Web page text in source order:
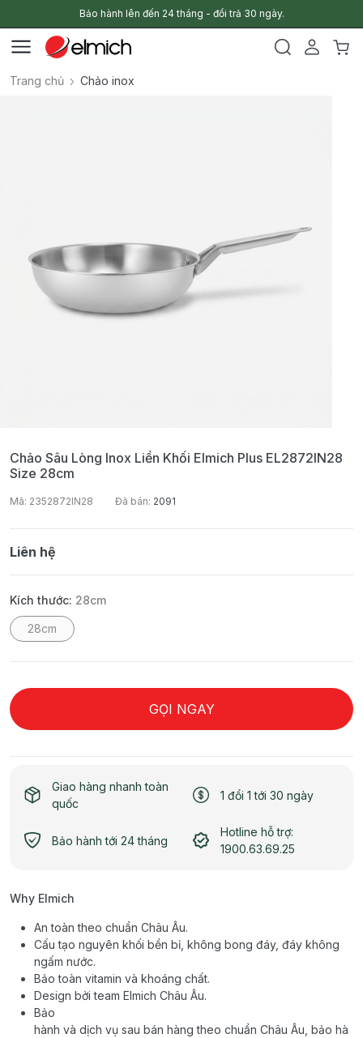
Bảo hành lên đến 24 tháng - đổi trả 30 ngày.
Trang chủ Chảo inox
Chảo Sâu Lòng Inox Liền Khối Elmich Plus EL2872IN28
Size 28cm
Mã: 2352872IN28 Đã bán: 2091
Liên hệ
Kích thước: 28cm
28cm
GỌI NGAY
Giao hàng nhanh toàn
quốc
1 đổi 1 tới 30 ngày
Bảo hành tới 24 tháng
Hotline hỗ trợ:
1900.63.69.25
Why Elmich
An toàn theo chuẩn Châu Âu.
Cấu tạo nguyên khối bền bỉ, không bong đáy, đáy không
ngấm nước.
Bảo toàn vitamin và khoáng chất.
Design bởi team Elmich Châu Âu.
Bảo
hành và dịch vụ sau bán hàng theo chuẩn Châu Âu, bảo hà